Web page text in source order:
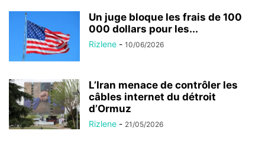
Un juge bloque les frais de 100
000 dollars pour les...
Rizlene - 10/06/2026
L’Iran menace de contrôler les
câbles internet du détroit
d’Ormuz
Rizlene - 21/05/2026